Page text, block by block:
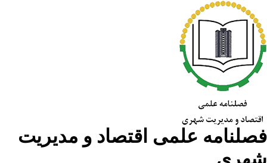
علمی اقتصاد و مدیریت